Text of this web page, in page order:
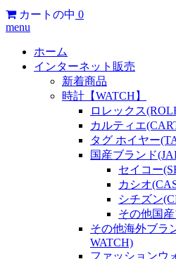
カートの中 0
menu
ホーム
インターネット販売
新着商品
時計【WATCH】
ロレックス
カルティエ
タグ ホイヤー
国産ブランド
セイコー
カシオ
シチズン
その他国
その他海外ブラ
WATCH)
ファッションウ